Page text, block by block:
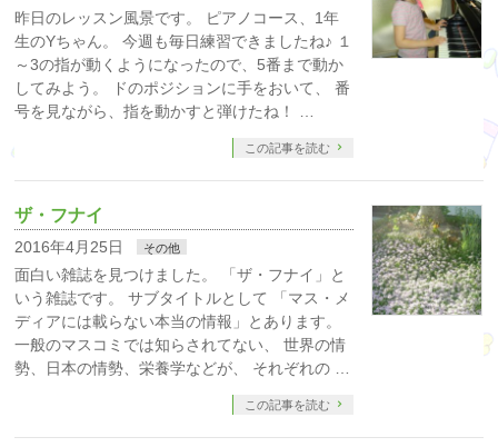
昨日のレッスン風景です。 ピアノコース、1年
生のYちゃん。 今週も毎日練習できましたね♪ １
～3の指が動くようになったので、5番まで動か
してみよう。 ドのポジションに手をおいて、 番
号を見ながら、指を動かすと弾けたね！ …
この記事を読む
ザ・フナイ
2016年4月25日 その他
面白い雑誌を見つけました。 「ザ・フナイ」と
いう雑誌です。 サブタイトルとして 「マス・メ
ディアには載らない本当の情報」とあります。
一般のマスコミでは知らされてない、 世界の情
勢、日本の情勢、栄養学などが、 それぞれの …
この記事を読む